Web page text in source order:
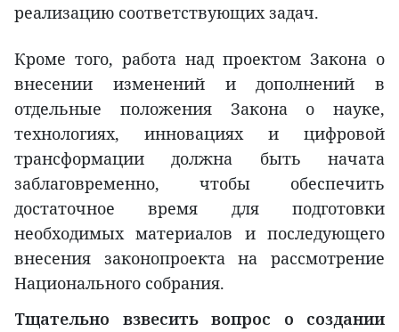
реализацию соответствующих задач.
Кроме того, работа над проектом Закона о
внесении изменений и дополнений в
отдельные положения Закона о науке,
технологиях, инновациях и цифровой
трансформации должна быть начата
заблаговременно, чтобы обеспечить
достаточное время для подготовки
необходимых материалов и последующего
внесения законопроекта на рассмотрение
Национального собрания.
Тщательно взвесить вопрос о создании